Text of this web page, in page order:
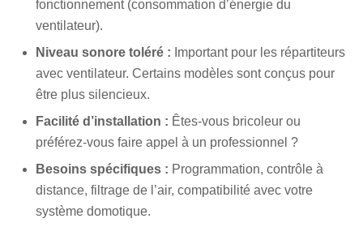
fonctionnement (consommation d’énergie du
ventilateur).
Niveau sonore toléré : Important pour les répartiteurs
avec ventilateur. Certains modèles sont conçus pour
être plus silencieux.
Facilité d’installation : Êtes-vous bricoleur ou
préférez-vous faire appel à un professionnel ?
Besoins spécifiques : Programmation, contrôle à
distance, filtrage de l’air, compatibilité avec votre
système domotique.